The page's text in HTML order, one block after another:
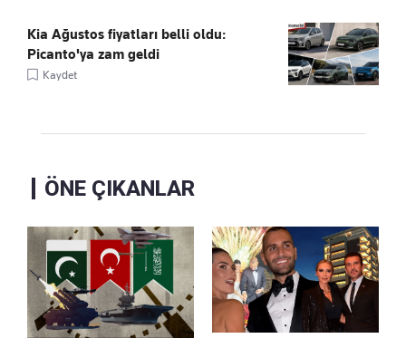
Kia Ağustos fiyatları belli oldu:
Picanto'ya zam geldi
Kaydet
ÖNE ÇIKANLAR